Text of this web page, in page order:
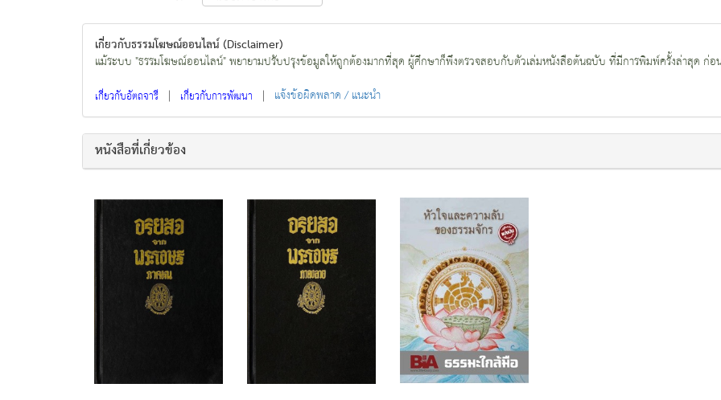
เกี่ยวกับธรรมโฆษณ์ออนไลน์ (Disclaimer)
แม้ระบบ "ธรรมโฆษณ์ออนไลน์" พยายามปรับปรุงข้อมูลให้ถูกต้องมากที่สุด ผู้ศึกษาก็พึงตรวจสอบกับตัวเล่มหนังสือต้นฉบับ ที่มีการพิมพ์ครั้งล่าสุด ก่อน
เกี่ยวกับอัตถจารี | เกี่ยวกับการพัฒนา | แจ้งข้อผิดพลาด / แนะนำ
หนังสือที่เกี่ยวข้อง